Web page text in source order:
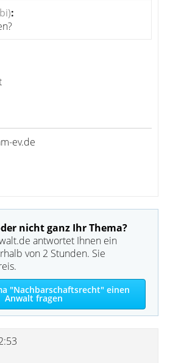
:
ev.de
nicht ganz Ihr Thema?
antwortet Ihnen ein
von 2 Stunden. Sie
"Nachbarschaftsrecht" einen
Anwalt fragen